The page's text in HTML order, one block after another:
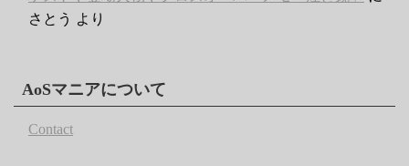
さとう より
AoSマニアについて
Contact